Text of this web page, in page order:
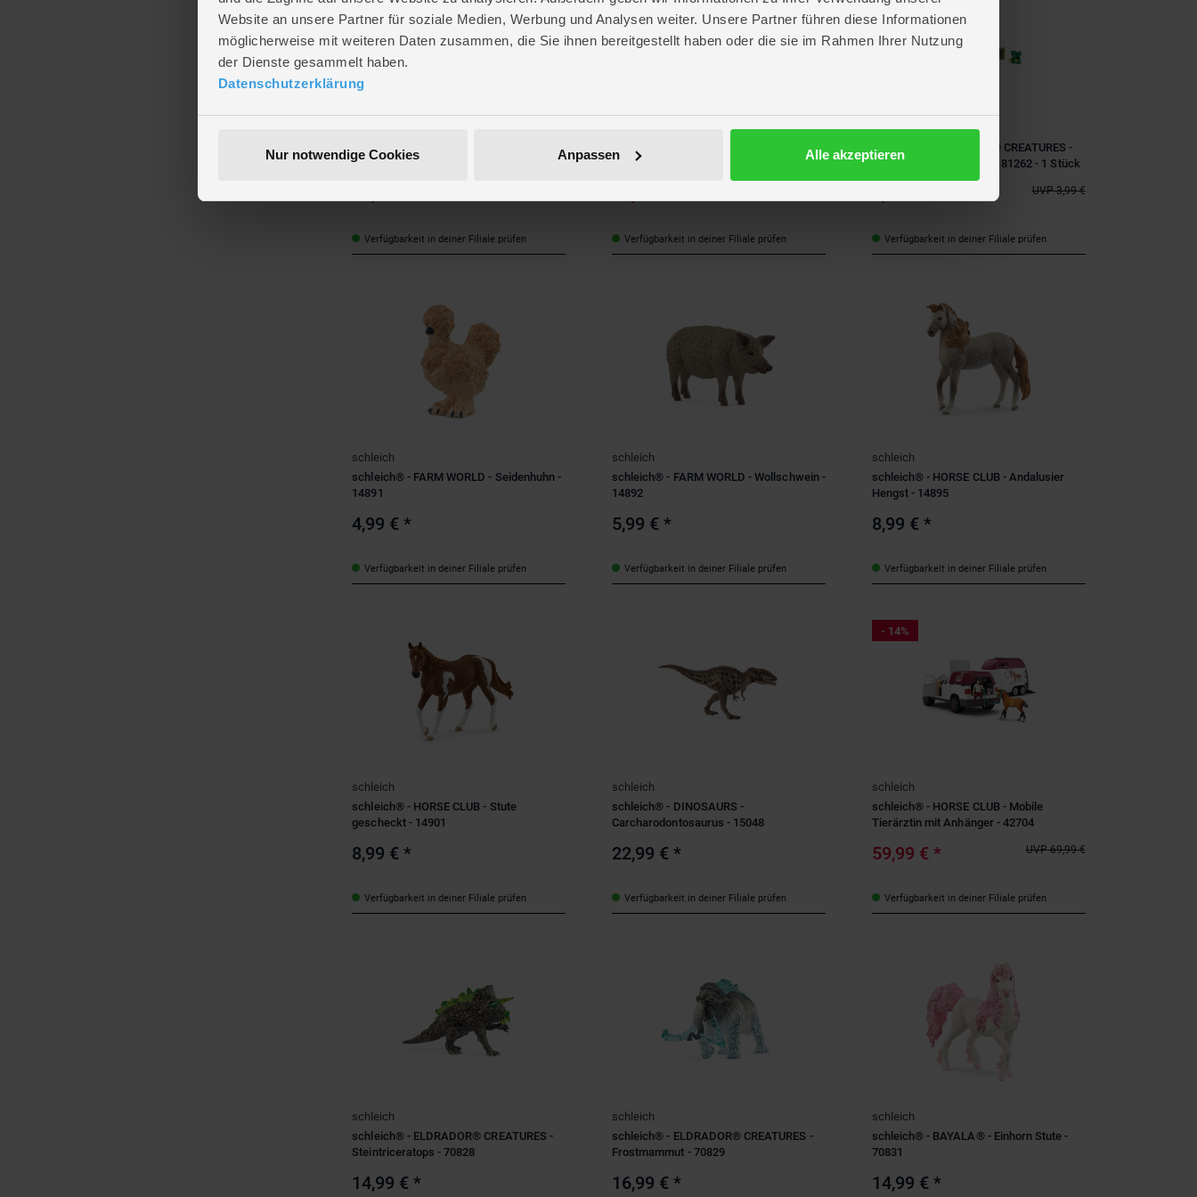
Website an unsere Partner für soziale Medien, Werbung und Analysen weiter. Unsere Partner führen diese Informationen
möglicherweise mit weiteren Daten zusammen, die Sie ihnen bereitgestellt haben oder die sie im Rahmen Ihrer Nutzung
der Dienste gesammelt haben.
Datenschutzerklärung
Nur notwendige Cookies Anpassen Alle akzeptieren
schleich® - HARRY POTTER™ - Hagrid™ &
Fang - 42638
Verfügbarkeit in deiner Filiale prüfen
schleich® - HARRY POTTER™ - Aragog -
13987
Verfügbarkeit in deiner Filiale prüfen
schleich
schleich® - ELDRADOR® CREATURES -
Mini Creatures - Serie 4 - 81262 - 1 Stück
UVP 3,99 €
Verfügbarkeit in deiner Filiale prüfen
schleich
schleich® - FARM WORLD - Seidenhuhn -
14891
4,99 € *
Verfügbarkeit in deiner Filiale prüfen
schleich
schleich® - FARM WORLD - Wollschwein -
14892
5,99 € *
Verfügbarkeit in deiner Filiale prüfen
schleich
schleich® - HORSE CLUB - Andalusier
Hengst - 14895
8,99 € *
Verfügbarkeit in deiner Filiale prüfen
schleich
schleich® - HORSE CLUB - Stute
gescheckt - 14901
8,99 € *
Verfügbarkeit in deiner Filiale prüfen
schleich
schleich® - DINOSAURS -
Carcharodontosaurus - 15048
22,99 € *
Verfügbarkeit in deiner Filiale prüfen
- 14%
schleich
schleich® - HORSE CLUB - Mobile
Tierärztin mit Anhänger - 42704
59,99 € * UVP 69,99 €
Verfügbarkeit in deiner Filiale prüfen
schleich
schleich® - ELDRADOR® CREATURES -
Steintriceratops - 70828
14,99 € *
schleich
schleich® - ELDRADOR® CREATURES -
Frostmammut - 70829
16,99 € *
schleich
schleich® - BAYALA® - Einhorn Stute -
70831
14,99 € *